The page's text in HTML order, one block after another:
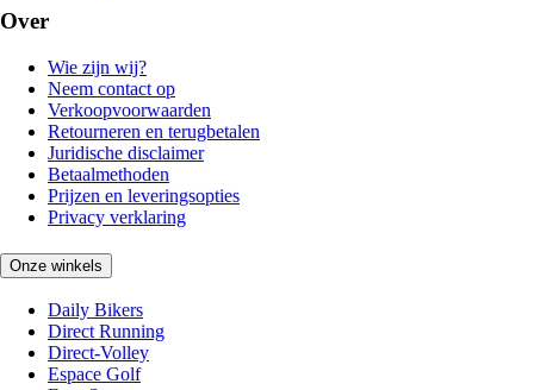
Over
Wie zijn wij?
Neem contact op
Verkoopvoorwaarden
Retourneren en terugbetalen
Juridische disclaimer
Betaalmethoden
Prijzen en leveringsopties
Privacy verklaring
Onze winkels
Daily Bikers
Direct Running
Direct-Volley
Espace Golf